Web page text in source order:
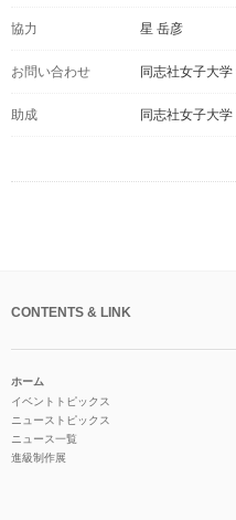
協力 星 岳彦
お問い合わせ 同志社女子大
助成 同志社女子大
CONTENTS & LINK
ホーム
イベントトピックス
ニューストピックス
ニュース一覧
進級制作展